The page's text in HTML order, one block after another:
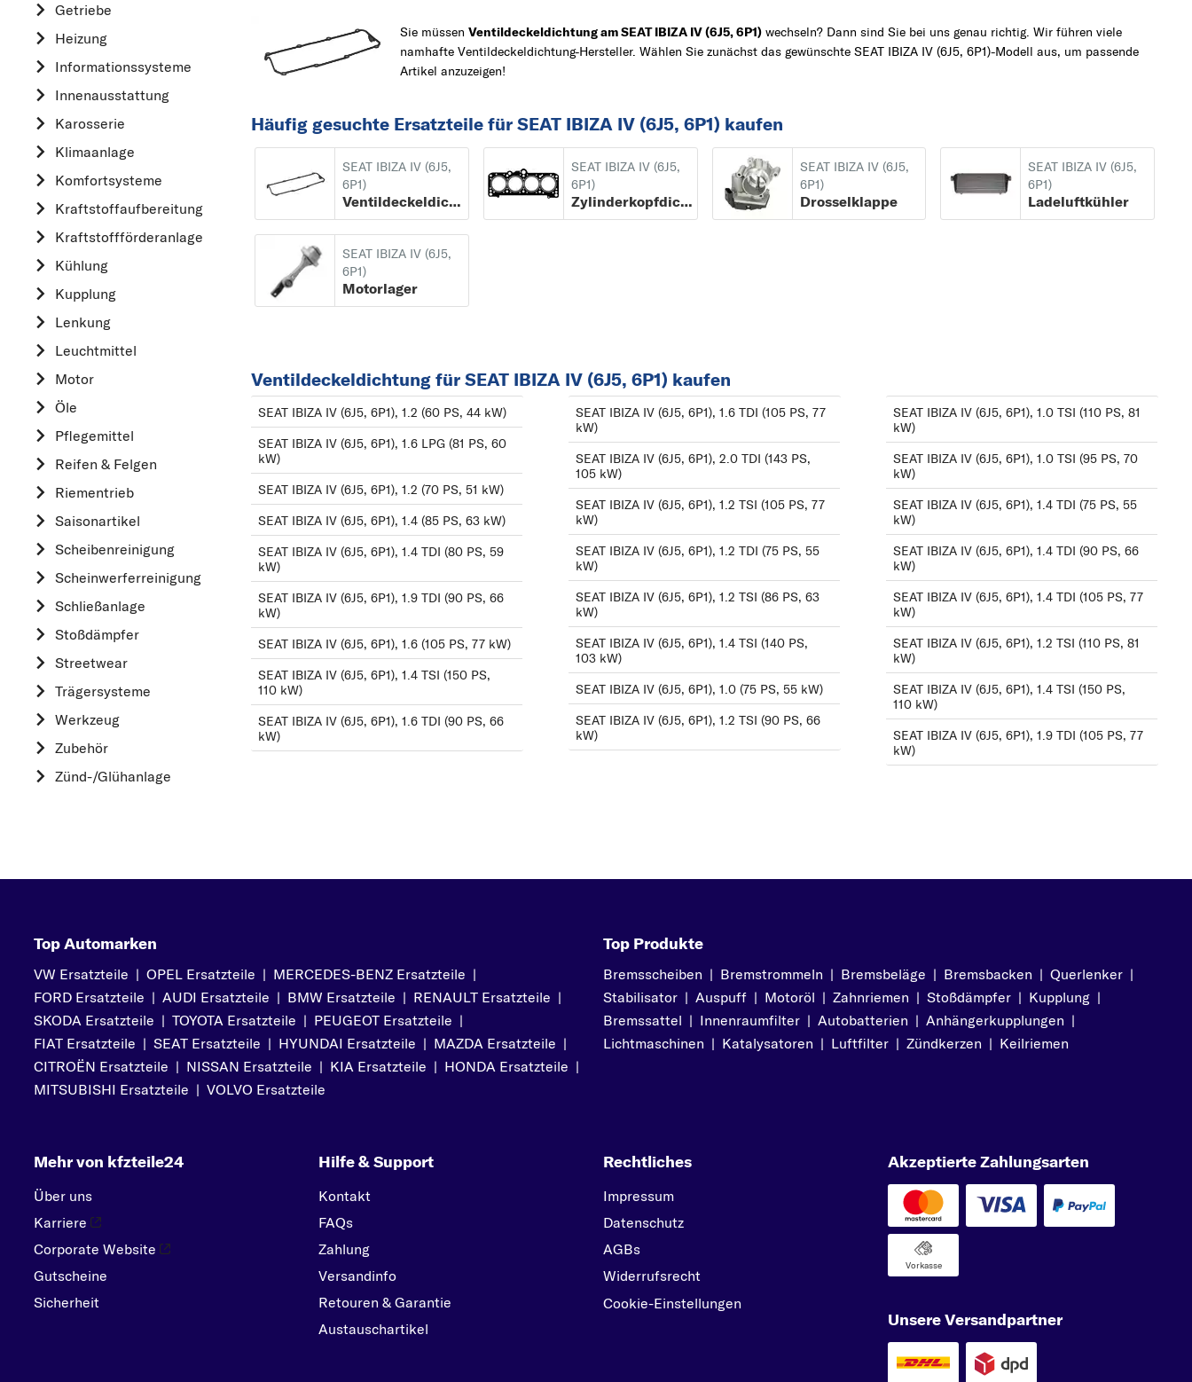
Getriebe
Heizung
Informationssysteme
Innenausstattung
Karosserie
Klimaanlage
Komfortsysteme
Kraftstoff­aufbereitung
Kraftstoff­förderanlage
Kühlung
Kupplung
Lenkung
Leuchtmittel
Motor
Öle
Pflegemittel
Reifen & Felgen
Riementrieb
Saisonartikel
Scheibenreinigung
Scheinwerferreinigung
Schließanlage
Stoßdämpfer
Streetwear
Trägersysteme
Werkzeug
Zubehör
Zünd-/Glühanlage
OPEL
MERCEDES-BENZ
AUDI
ALFA ROMEO
B
BMW
C
D
DACIA
DAIHATSU
F
FIAT
FORD
H
HONDA
HYUNDAI
K
KIA
L
LAND ROVER
M
MAZDA
P
PEUGEOT
PORSCHE
R
RENAULT
SKODA
SMART
SUBARU
SUZUKI
TOYOTA
LEON
ALHAMBRA
ALTEA
ALHAMBRA
E
EXEO
I
INCA
LEON
MARBELLA
T
TOLEDO
IBIZA II (6K1) ab
02/2002 bis 11/2009
IBIZA IV (6J5, 6P1) ab
IBIZA IV
1.0 TSI (110 PS, 81 kW)
1.2 TSI (110 PS, 81 kW)
1.2 TSI (105 PS, 77 kW)
1.2 TSI (86 PS, 63 kW)
1.4 TSI (150 PS, 110
1.4 TSI (140 PS, 103
1.4 TSI (150 PS, 110
1.6 (105 PS, 77 kW)
1.6 LPG (81 PS, 60 kW)
1.6 TDI (90 PS, 66 kW)
1.6 TDI (105 PS, 77 kW)
1.9 TDI (90 PS, 66 kW)
1.9 TDI (105 PS, 77 kW)
2.0 TDI (143 PS, 105
Sie müssen Ventildeckeldichtung am SEAT IBIZA IV (6J5, 6P1) wechseln? Dann sind Sie bei uns genau richtig. Wir führen viele
namhafte Ventildeckeldichtung-Hersteller. Wählen Sie zunächst das gewünschte SEAT IBIZA IV (6J5, 6P1)-Modell aus, um passende
Artikel anzuzeigen!
Häufig gesuchte Ersatzteile für SEAT IBIZA IV (6J5, 6P1) kaufen
SEAT IBIZA IV (6J5,
6P1)
Ventildeckeldichtung
SEAT IBIZA IV (6J5,
6P1)
Zylinderkopfdichtung
SEAT IBIZA IV (6J5,
6P1)
Drosselklappe
SEAT IBIZA IV (6J5,
6P1)
Ladeluftkühler
SEAT IBIZA IV (6J5,
6P1)
Motorlager
Ventildeckeldichtung für SEAT IBIZA IV (6J5, 6P1) kaufen
SEAT IBIZA IV (6J5, 6P1), 1.2 (60 PS, 44 kW)
SEAT IBIZA IV (6J5, 6P1), 1.6 LPG (81 PS, 60
kW)
SEAT IBIZA IV (6J5, 6P1), 1.2 (70 PS, 51 kW)
SEAT IBIZA IV (6J5, 6P1), 1.4 (85 PS, 63 kW)
SEAT IBIZA IV (6J5, 6P1), 1.4 TDI (80 PS, 59
kW)
SEAT IBIZA IV (6J5, 6P1), 1.9 TDI (90 PS, 66
kW)
SEAT IBIZA IV (6J5, 6P1), 1.6 (105 PS, 77 kW)
SEAT IBIZA IV (6J5, 6P1), 1.4 TSI (150 PS,
110 kW)
SEAT IBIZA IV (6J5, 6P1), 1.6 TDI (90 PS, 66
kW)
SEAT IBIZA IV (6J5, 6P1), 1.6 TDI (105 PS, 77
kW)
SEAT IBIZA IV (6J5, 6P1), 2.0 TDI (143 PS,
105 kW)
SEAT IBIZA IV (6J5, 6P1), 1.2 TSI (105 PS, 77
kW)
SEAT IBIZA IV (6J5, 6P1), 1.2 TDI (75 PS, 55
kW)
SEAT IBIZA IV (6J5, 6P1), 1.2 TSI (86 PS, 63
kW)
SEAT IBIZA IV (6J5, 6P1), 1.4 TSI (140 PS,
103 kW)
SEAT IBIZA IV (6J5, 6P1), 1.0 (75 PS, 55 kW)
SEAT IBIZA IV (6J5, 6P1), 1.2 TSI (90 PS, 66
kW)
SEAT IBIZA IV (6J5, 6P1), 1.0 TSI (110 PS, 81
kW)
SEAT IBIZA IV (6J5, 6P1), 1.0 TSI (95 PS, 70
kW)
SEAT IBIZA IV (6J5, 6P1), 1.4 TDI (75 PS, 55
kW)
SEAT IBIZA IV (6J5, 6P1), 1.4 TDI (90 PS, 66
kW)
SEAT IBIZA IV (6J5, 6P1), 1.4 TDI (105 PS, 77
kW)
SEAT IBIZA IV (6J5, 6P1), 1.2 TSI (110 PS, 81
kW)
SEAT IBIZA IV (6J5, 6P1), 1.4 TSI (150 PS,
110 kW)
SEAT IBIZA IV (6J5, 6P1), 1.9 TDI (105 PS, 77
kW)
Top Automarken
VW Ersatzteile | OPEL Ersatzteile | MERCEDES-BENZ Ersatzteile |
FORD Ersatzteile | AUDI Ersatzteile | BMW Ersatzteile | RENAULT Ersatzteile |
SKODA Ersatzteile | TOYOTA Ersatzteile | PEUGEOT Ersatzteile |
FIAT Ersatzteile | SEAT Ersatzteile | HYUNDAI Ersatzteile | MAZDA Ersatzteile |
CITROËN Ersatzteile | NISSAN Ersatzteile | KIA Ersatzteile | HONDA Ersatzteile |
MITSUBISHI Ersatzteile | VOLVO Ersatzteile
Top Produkte
Bremsscheiben | Bremstrommeln | Bremsbeläge | Bremsbacken | Querlenker |
Stabilisator | Auspuff | Motoröl | Zahnriemen | Stoßdämpfer | Kupplung |
Bremssattel | Innenraumfilter | Autobatterien | Anhängerkupplungen |
Lichtmaschinen | Katalysatoren | Luftfilter | Zündkerzen | Keilriemen
Mehr von kfzteile24
Über uns
Karriere
Corporate Website
Gutscheine
Sicherheit
Hilfe & Support
Kontakt
FAQs
Zahlung
Versandinfo
Retouren & Garantie
Austauschartikel
Rechtliches
Impressum
Datenschutz
AGBs
Widerrufsrecht
Cookie-Einstellungen
Akzeptierte Zahlungsarten
Vorkasse
Unsere Versandpartner